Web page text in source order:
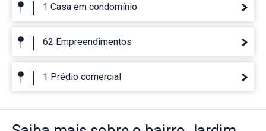
1 Casa em condomínio
62 Empreendimentos
1 Prédio comercial